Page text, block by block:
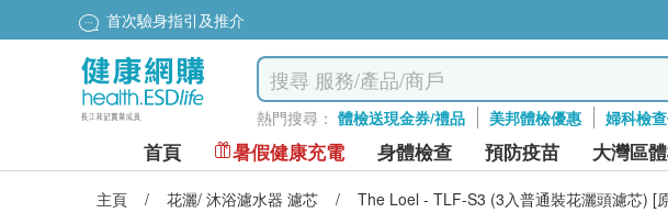
首次驗身指引及推介
熱門搜尋： 體檢送現金券/禮品 美邦體檢優惠 婦科檢
首頁 暑假健康充電 身體檢查 預防疫苗 大灣區
主頁 / 花灑/ 沐浴濾水器 濾芯 / The Loel - TLF-S3 (3入普通裝花灑頭濾芯) [